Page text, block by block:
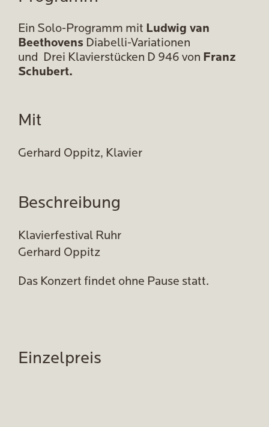
Ein Solo-Programm mit Ludwig van
Beethovens Diabelli-Variationen
und Drei Klavierstücken D 946 von Franz
Schubert.
Mit
Gerhard Oppitz, Klavier
Beschreibung
Klavierfestival Ruhr
Gerhard Oppitz
Das Konzert findet ohne Pause statt.
Einzelpreis